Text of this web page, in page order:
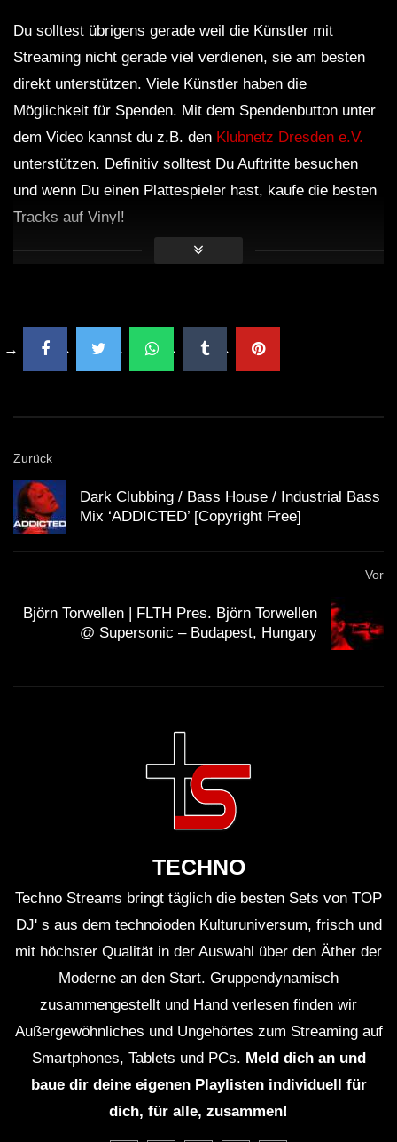
Du solltest übrigens gerade weil die Künstler mit
Streaming nicht gerade viel verdienen, sie am besten
direkt unterstützen. Viele Künstler haben die
Möglichkeit für Spenden. Mit dem Spendenbutton unter
dem Video kannst du z.B. den Klubnetz Dresden e.V.
unterstützen. Definitiv solltest Du Auftritte besuchen
und wenn Du einen Plattespieler hast, kaufe die besten
Tracks auf Vinyl!
Zurück
Dark Clubbing / Bass House / Industrial Bass
Mix ‘ADDICTED’ [Copyright Free]
Vor
Björn Torwellen | FLTH Pres. Björn Torwellen
@ Supersonic – Budapest, Hungary
TECHNO
Techno Streams bringt täglich die besten Sets von TOP
DJ' s aus dem technoioden Kulturuniversum, frisch und
mit höchster Qualität in der Auswahl über den Äther der
Moderne an den Start. Gruppendynamisch
zusammengestellt und Hand verlesen finden wir
Außergewöhnliches und Ungehörtes zum Streaming auf
Smartphones, Tablets und PCs. Meld dich an und
baue dir deine eigenen Playlisten individuell für
dich, für alle, zusammen!